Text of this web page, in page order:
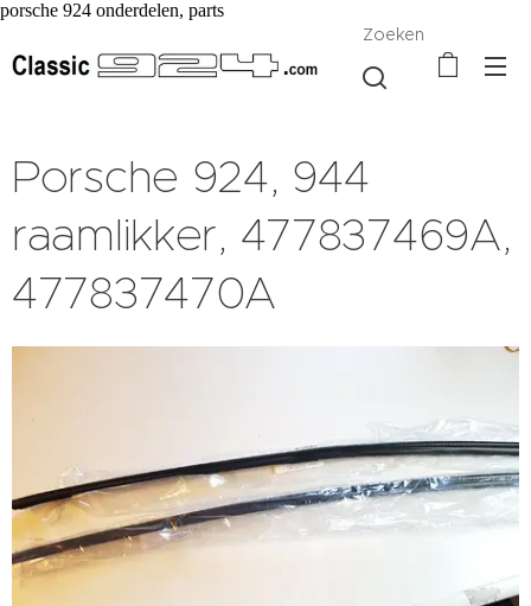
porsche 924 onderdelen, parts
Zoeken
Porsche 924, 944
raamlikker, 477837469A,
477837470A